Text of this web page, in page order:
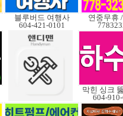
블루버드 여행사
604-421-0101
연중무휴
막힌 싱크
604-